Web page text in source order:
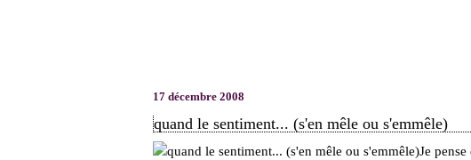
17 décembre 2008
quand le sentiment... (s'en mêle ou s'emmêle)
Je